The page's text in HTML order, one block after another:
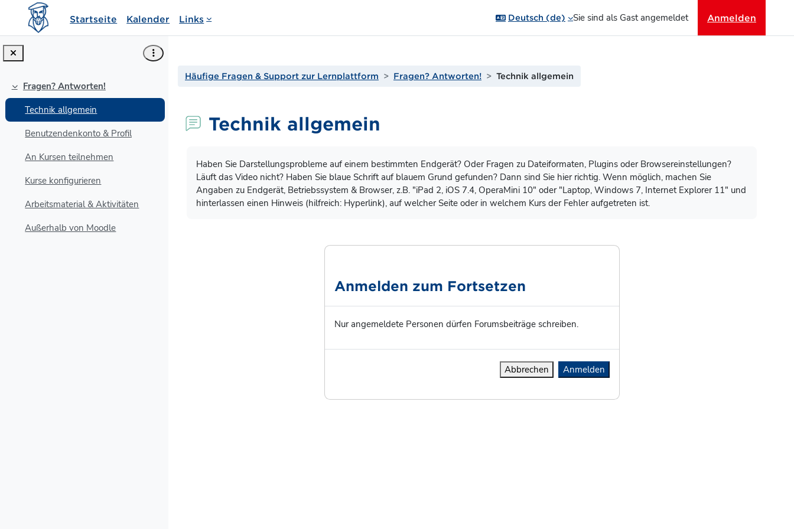
Zum Hauptinhalt
Startseite Kalender Links Deutsch ‎(de)‎ Sie sind als Gast angemeldet Anmelden
Einklappen
Fragen? Antworten!
Technik allgemein
Benutzendenkonto & Profil
An Kursen teilnehmen
Kurse konfigurieren
Arbeitsmaterial & Aktivitäten
Außerhalb von Moodle
Häufige Fragen & Support zur Lernplattform Fragen? Antworten! Technik allgemein
Technik allgemein
Haben Sie Darstellungsprobleme auf einem bestimmten Endgerät? Oder Fragen zu Dateiformaten, Plugins oder Browsereinstellungen?
Läuft das Video nicht? Haben Sie blaue Schrift auf blauem Grund gefunden? Dann sind Sie hier richtig. Wenn möglich, machen Sie
Angaben zu Endgerät, Betriebssystem & Browser, z.B. "iPad 2, iOS 7.4, OperaMini 10" oder "Laptop, Windows 7, Internet Explorer 11" und
hinterlassen einen Hinweis (hilfreich: Hyperlink), auf welcher Seite oder in welchem Kurs der Fehler aufgetreten ist.
Anmelden zum Fortsetzen
Nur angemeldete Personen dürfen Forumsbeiträge schreiben.
Abbrechen Anmelden